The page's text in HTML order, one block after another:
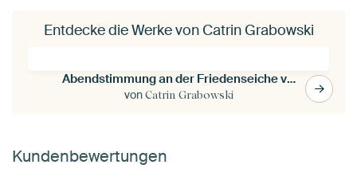
Entdecke die Werke von Catrin Grabowski
Abendstimmung an der Friedenseiche von Hombressen im Reinhardswald
vonCatrin Grabowski
Kundenbewertungen